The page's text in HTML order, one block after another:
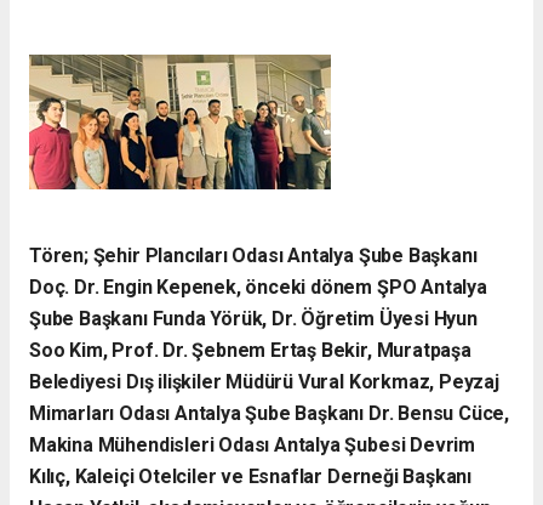
Tören; Şehir Plancıları Odası Antalya Şube Başkanı
Doç. Dr. Engin Kepenek, önceki dönem ŞPO Antalya
Şube Başkanı Funda Yörük, Dr. Öğretim Üyesi Hyun
Soo Kim, Prof. Dr. Şebnem Ertaş Bekir, Muratpaşa
Belediyesi Dış ilişkiler Müdürü Vural Korkmaz, Peyzaj
Mimarları Odası Antalya Şube Başkanı Dr. Bensu Cüce,
Makina Mühendisleri Odası Antalya Şubesi Devrim
Kılıç, Kaleiçi Otelciler ve Esnaflar Derneği Başkanı